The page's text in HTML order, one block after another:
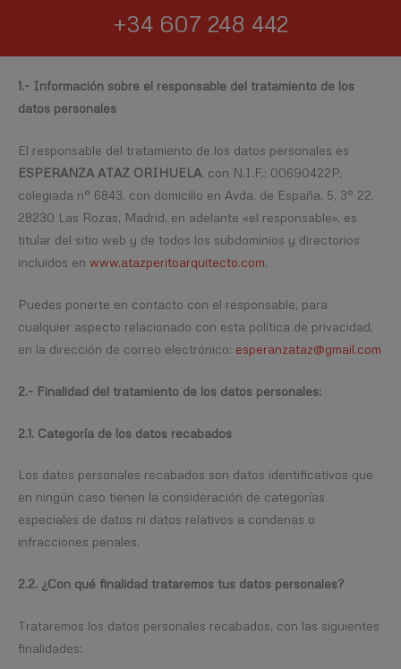
+34 607 248 442
1.- Información sobre el responsable del tratamiento de los
datos personales
El responsable del tratamiento de los datos personales es
ESPERANZA ATAZ ORIHUELA, con N.I.F.: 00690422P,
colegiada nº 6843, con domicilio en Avda. de España, 5, 3º 22,
28230 Las Rozas, Madrid, en adelante «el responsable», es
titular del sitio web y de todos los subdominios y directorios
incluidos en www.atazperitoarquitecto.com.
Puedes ponerte en contacto con el responsable, para
cualquier aspecto relacionado con esta política de privacidad,
en la dirección de correo electrónico: esperanzataz@gmail.com
2.- Finalidad del tratamiento de los datos personales:
2.1. Categoría de los datos recabados
Los datos personales recabados son datos identificativos que
en ningún caso tienen la consideración de categorías
especiales de datos ni datos relativos a condenas o
infracciones penales.
2.2. ¿Con qué finalidad trataremos tus datos personales?
Trataremos los datos personales recabados, con las siguientes
finalidades: